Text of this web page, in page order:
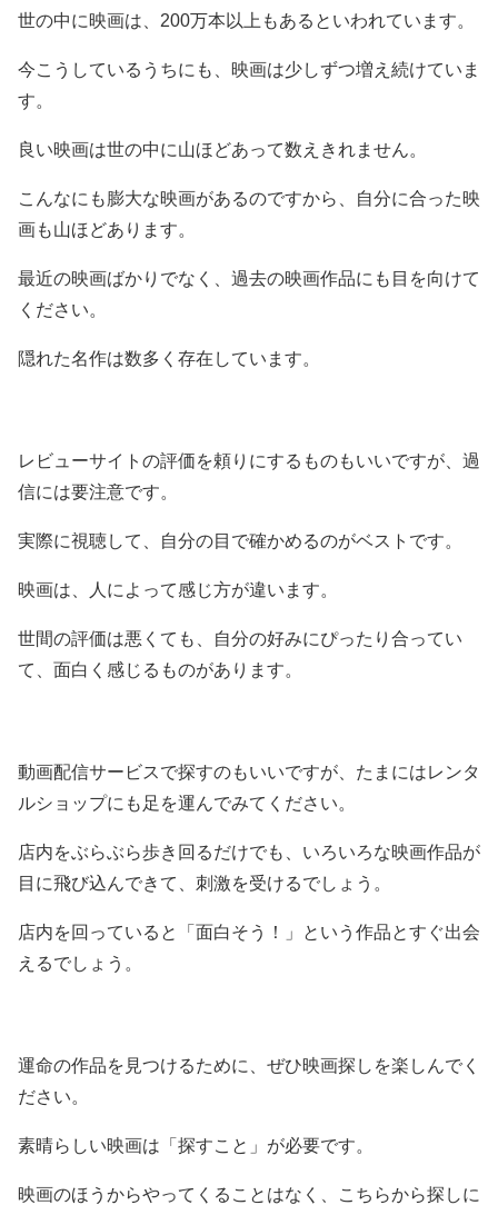
世の中に映画は、200万本以上もあるといわれています。
今こうしているうちにも、映画は少しずつ増え続けていま
す。
良い映画は世の中に山ほどあって数えきれません。
こんなにも膨大な映画があるのですから、自分に合った映
画も山ほどあります。
最近の映画ばかりでなく、過去の映画作品にも目を向けて
ください。
隠れた名作は数多く存在しています。
レビューサイトの評価を頼りにするものもいいですが、過
信には要注意です。
実際に視聴して、自分の目で確かめるのがベストです。
映画は、人によって感じ方が違います。
世間の評価は悪くても、自分の好みにぴったり合ってい
て、面白く感じるものがあります。
動画配信サービスで探すのもいいですが、たまにはレンタ
ルショップにも足を運んでみてください。
店内をぶらぶら歩き回るだけでも、いろいろな映画作品が
目に飛び込んできて、刺激を受けるでしょう。
店内を回っていると「面白そう！」という作品とすぐ出会
えるでしょう。
運命の作品を見つけるために、ぜひ映画探しを楽しんでく
ださい。
素晴らしい映画は「探すこと」が必要です。
映画のほうからやってくることはなく、こちらから探しに